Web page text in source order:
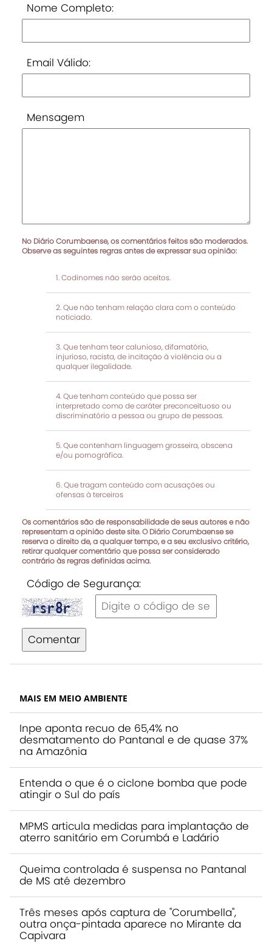
Nome Completo:
Email Válido:
Mensagem
No Diário Corumbaense, os comentários feitos são moderados.
Observe as seguintes regras antes de expressar sua opinião:
Codinomes não serão aceitos.
Que não tenham relação clara com o conteúdo
noticiado.
Que tenham teor calunioso, difamatório,
injurioso, racista, de incitação à violência ou a
qualquer ilegalidade.
Que tenham conteúdo que possa ser
interpretado como de caráter preconceituoso ou
discriminatório a pessoa ou grupo de pessoas.
Que contenham linguagem grosseira, obscena
e/ou pornográfica.
Que tragam conteúdo com acusações ou
ofensas à terceiros
Os comentários são de responsabilidade de seus autores e não
representam a opinião deste site. O Diário Corumbaense se
reserva o direito de, a qualquer tempo, e a seu exclusivo critério,
retirar qualquer comentário que possa ser considerado
contrário às regras definidas acima.
Código de Segurança:
Comentar
MAIS EM MEIO AMBIENTE
Inpe aponta recuo de 65,4% no
desmatamento do Pantanal e de quase 37%
na Amazônia
Entenda o que é o ciclone bomba que pode
atingir o Sul do país
MPMS articula medidas para implantação de
aterro sanitário em Corumbá e Ladário
Queima controlada é suspensa no Pantanal
de MS até dezembro
Três meses após captura de "Corumbella",
outra onça-pintada aparece no Mirante da
Capivara